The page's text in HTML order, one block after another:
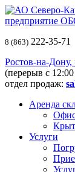
8 (863) 222-35-71
Ростов-на-Дону,
(перерыв с
отдел продаж:
Аренда
Услуги